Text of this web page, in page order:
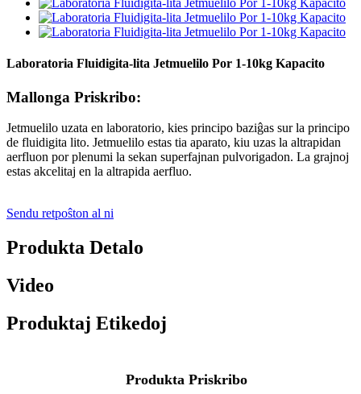
Laboratoria Fluidigita-lita Jetmuelilo Por 1-10kg Kapacito
Mallonga Priskribo:
Jetmuelilo uzata en laboratorio, kies principo baziĝas sur la principo
de fluidigita lito. Jetmuelilo estas tia aparato, kiu uzas la altrapidan
aerfluon por plenumi la sekan superfajnan pulvorigadon. La grajnoj
estas akcelitaj en la altrapida aerfluo.
Sendu retpoŝton al ni
Produkta Detalo
Video
Produktaj Etikedoj
Produkta Priskribo